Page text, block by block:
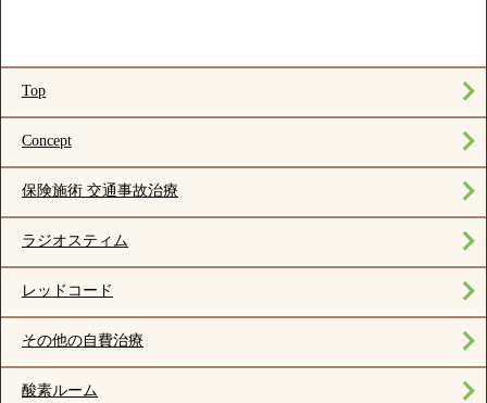
Top
Concept
保険施術 交通事故治療
ラジオスティム
レッドコード
その他の自費治療
酸素ルーム